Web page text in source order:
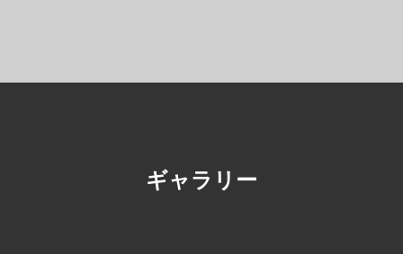
ギャラリー